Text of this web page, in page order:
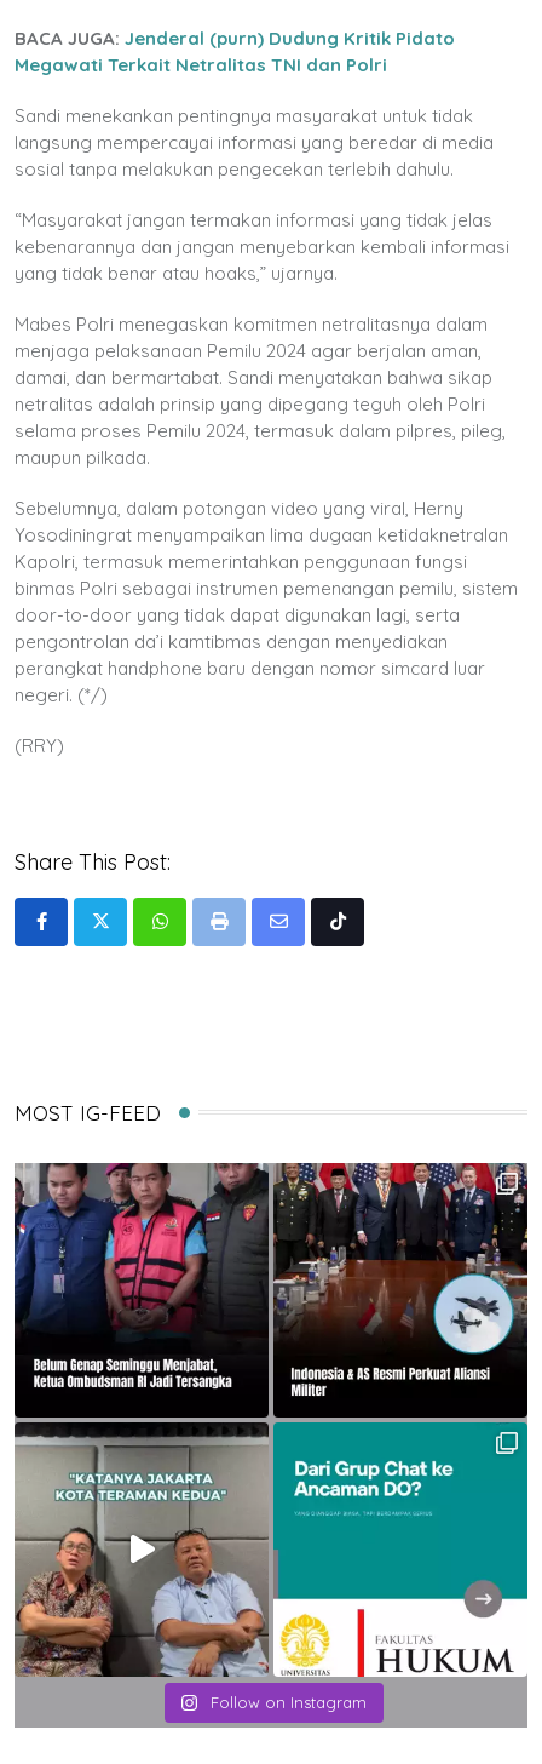
BACA JUGA: Jenderal (purn) Dudung Kritik Pidato
Megawati Terkait Netralitas TNI dan Polri
Sandi menekankan pentingnya masyarakat untuk tidak
langsung mempercayai informasi yang beredar di media
sosial tanpa melakukan pengecekan terlebih dahulu.
“Masyarakat jangan termakan informasi yang tidak jelas
kebenarannya dan jangan menyebarkan kembali informasi
yang tidak benar atau hoaks,” ujarnya.
Mabes Polri menegaskan komitmen netralitasnya dalam
menjaga pelaksanaan Pemilu 2024 agar berjalan aman,
damai, dan bermartabat. Sandi menyatakan bahwa sikap
netralitas adalah prinsip yang dipegang teguh oleh Polri
selama proses Pemilu 2024, termasuk dalam pilpres, pileg,
maupun pilkada.
Sebelumnya, dalam potongan video yang viral, Herny
Yosodiningrat menyampaikan lima dugaan ketidaknetralan
Kapolri, termasuk memerintahkan penggunaan fungsi
binmas Polri sebagai instrumen pemenangan pemilu, sistem
door-to-door yang tidak dapat digunakan lagi, serta
pengontrolan da’i kamtibmas dengan menyediakan
perangkat handphone baru dengan nomor simcard luar
negeri. (*/)
(RRY)
Share This Post:
WhatsappPrint
Share
Tiktok
MOST IG-FEED
Follow on Instagram